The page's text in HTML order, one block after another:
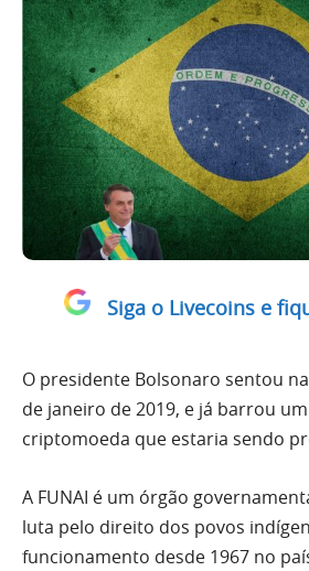
Siga o Livecoins e
O presidente Bolsonaro sentou
de janeiro de 2019, e já barrou
criptomoeda que estaria sendo
A FUNAI é um órgão
luta pelo direito dos povos
funcionamento desde 1967 no